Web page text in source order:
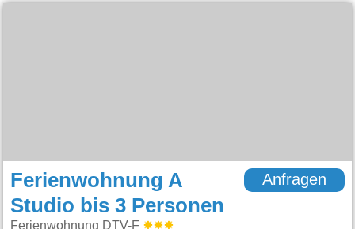
Ferienwohnung A
Studio bis 3 Personen
Ferienwohnung DTV-F
Anfragen